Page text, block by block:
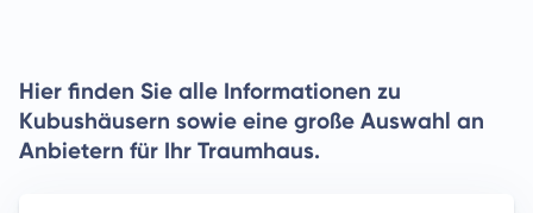
Hier finden Sie alle Informationen zu
Kubushäusern sowie eine große Auswahl an
Anbietern für Ihr Traumhaus.